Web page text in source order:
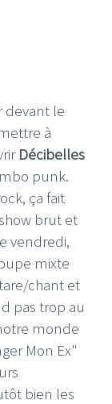
devant le
à
Décibelles
punk.
ça fait
brut et
vendredi,
mixte
chant et
pas trop au
monde
Mon Ex"
bien les